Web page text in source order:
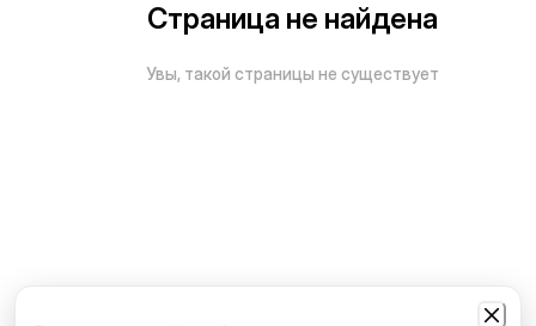
Страница не найдена
Увы, такой страницы не существует